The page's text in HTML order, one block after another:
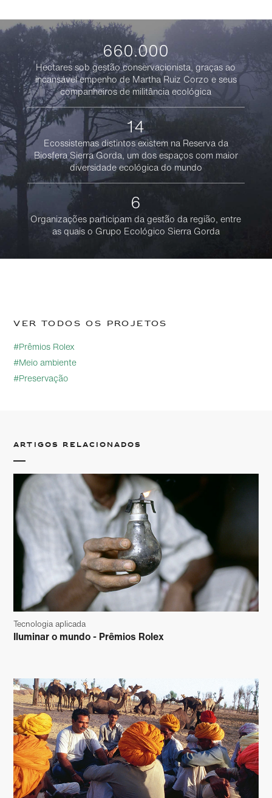
660.000
Hectares sob gestão conservacionista, graças ao
incansável empenho de Martha Ruiz Corzo e seus
companheiros de militância ecológica
14
Ecossistemas distintos existem na Reserva da
Biosfera Sierra Gorda, um dos espaços com maior
diversidade ecológica do mundo
6
Organizações participam da gestão da região, entre
as quais o Grupo Ecológico Sierra Gorda
Ver todos os projetos
#Prêmios Rolex
#Meio ambiente
#Preservação
Artigos relacionados
Tecnologia aplicada
Iluminar o mundo - Prêmios Rolex